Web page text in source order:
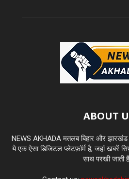
ABOUT
NEWS AKHADA मतलब बिहार और
ये एक ऐसा डिजिटल प्लेटफ़ॉर्म है, जहां खबरें
साथ परखी जाती